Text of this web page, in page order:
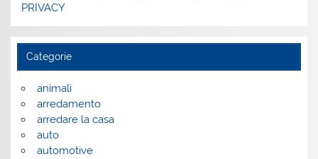
PRIVACY
Categorie
animali
arredamento
arredare la casa
auto
automotive